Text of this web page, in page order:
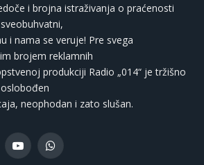
i brojna istraživanja o praćenosti
i nama se veruje! Pre svega
brojem reklamnih
produkciji Radio „014“ je tržišno
neophodan i zato slušan.
YouTubeWhatsApp